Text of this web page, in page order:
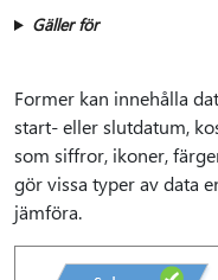
Gäller för
Former kan innehålla
start- eller slutdatum,
som siffror, ikoner,
gör vissa typer av data
jämföra.